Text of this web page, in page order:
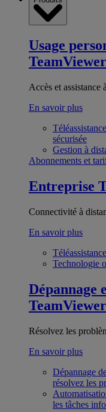
Usage
Accès et assistance
En savoir plus
Téléassistance
sécurisée
Gestion à
Abonnements et
Entreprise
Connectivité à
En savoir plus
Technologie
Dépannage
Résolvez les
En savoir plus
Dépannage
résolvez les
les tâches